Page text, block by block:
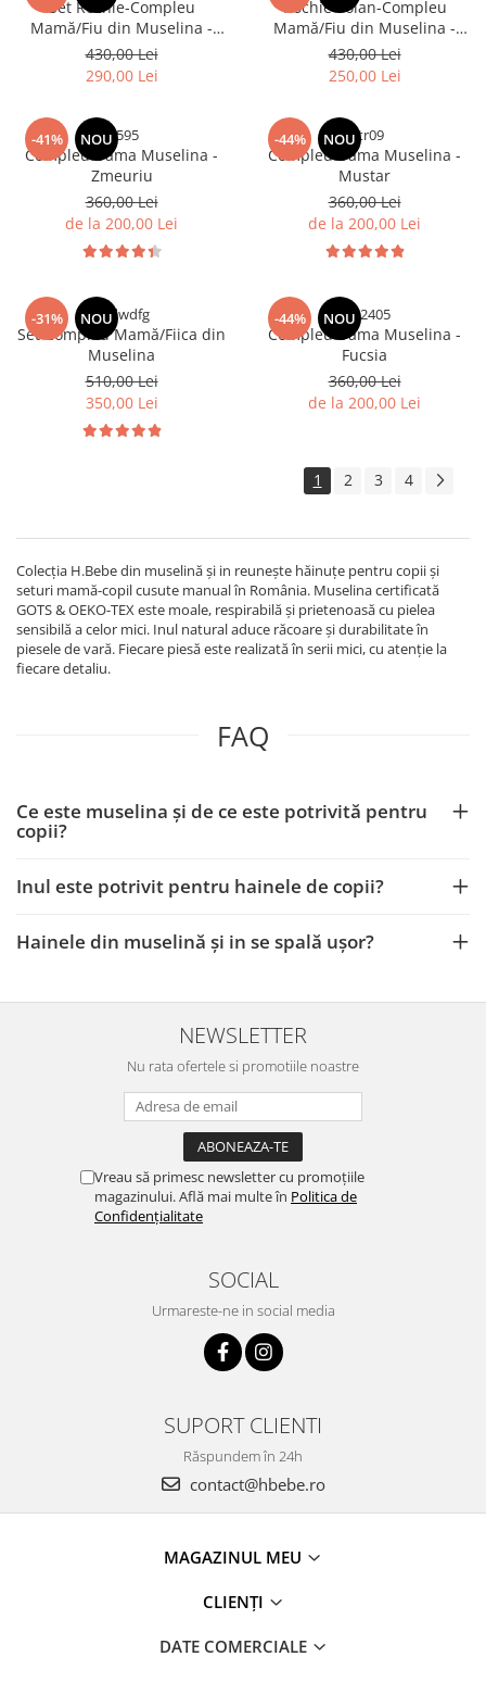
Set Rochie-Compleu
Mamă/Fiu din Muselina -
Zmeuriu
430,00 Lei
290,00 Lei
Rochie Volan-Compleu
Mamă/Fiu din Muselina -
Zmeuriu
430,00 Lei
250,00 Lei
-41% NOUrt595
Compleu Dama Muselina -
Zmeuriu
360,00 Lei
de la 200,00 Lei
-44% NOUtgtr09
Compleu Dama Muselina -
Mustar
360,00 Lei
de la 200,00 Lei
-31% NOU
qsdwdfg
Set Compleu Mamă/Fiica din
Muselina
510,00 Lei
350,00 Lei
-44% NOUzax2405
Compleu Dama Muselina -
Fucsia
360,00 Lei
de la 200,00 Lei
1 2 3 4
Colecția H.Bebe din muselină și in reunește hăinuțe pentru copii și
seturi mamă-copil cusute manual în România. Muselina certificată
GOTS & OEKO-TEX este moale, respirabilă și prietenoasă cu pielea
sensibilă a celor mici. Inul natural aduce răcoare și durabilitate în
piesele de vară. Fiecare piesă este realizată în serii mici, cu atenție la
fiecare detaliu.
FAQ
Ce este muselina și de ce este potrivită pentru
copii?
Inul este potrivit pentru hainele de copii?
Hainele din muselină și in se spală ușor?
NEWSLETTER
Nu rata ofertele si promotiile noastre
Vreau să primesc newsletter cu promoțiile
magazinului. Află mai multe în Politica de
Confidențialitate
SOCIAL
Urmareste-ne in social media
SUPORT CLIENTI
Răspundem în 24h
contact@hbebe.ro
MAGAZINUL MEU
CLIENȚI
DATE COMERCIALE